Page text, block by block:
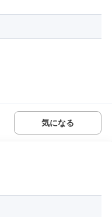
気になる